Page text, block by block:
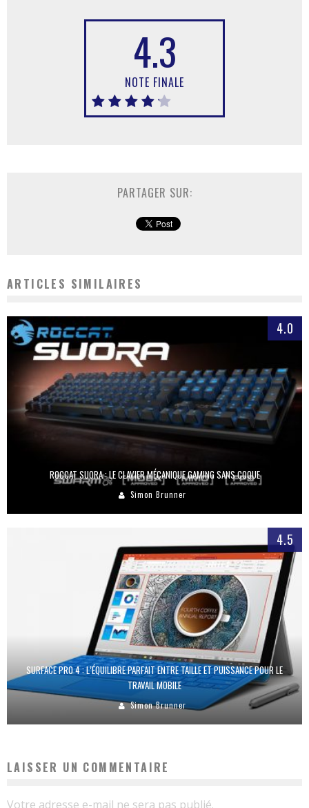
4.3
NOTE FINALE
PARTAGER SUR:
ARTICLES SIMILAIRES
4.0
ROCCAT SUORA : LE CLAVIER MÉCANIQUE GAMING SANS COQUE
Simon Brunner
4.5
SURFACE PRO 4 : L’ÉQUILIBRE PARFAIT ENTRE TAILLE ET PUISSANCE POUR LE
TRAVAIL MOBILE
Simon Brunner
LAISSER UN COMMENTAIRE
Votre adresse e-mail ne sera pas publié.